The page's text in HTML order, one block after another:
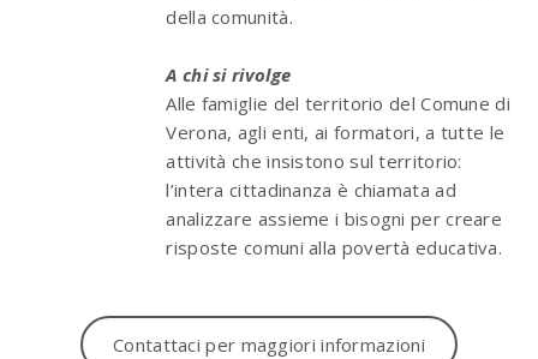
della comunità.
A chi si rivolge
Alle famiglie del territorio del Comune di
Verona, agli enti, ai formatori, a tutte le
attività che insistono sul territorio:
l’intera cittadinanza è chiamata ad
analizzare assieme i bisogni per creare
risposte comuni alla povertà educativa.
Contattaci per maggiori informazioni